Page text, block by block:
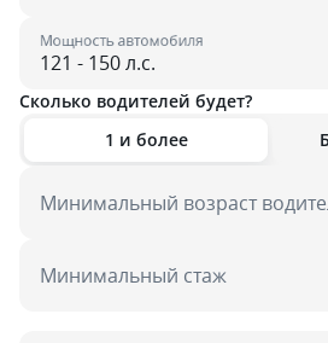
Мощность автомобиля
Сколько водителей будет?
1 и более
Минимальный возраст
Минимальный стаж